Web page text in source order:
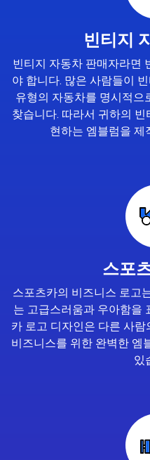
빈티지
빈티지 자동차 판매자라면
야 합니다. 많은 사람들이
유형의 자동차를 명시적으
찾습니다. 따라서 귀하의
현하는 엠블럼을 제
스포
스포츠카의 비즈니스 로고
는 고급스러움과 우아함을
카 로고 디자인은 다른 사
비즈니스를 위한 완벽한 엠
있